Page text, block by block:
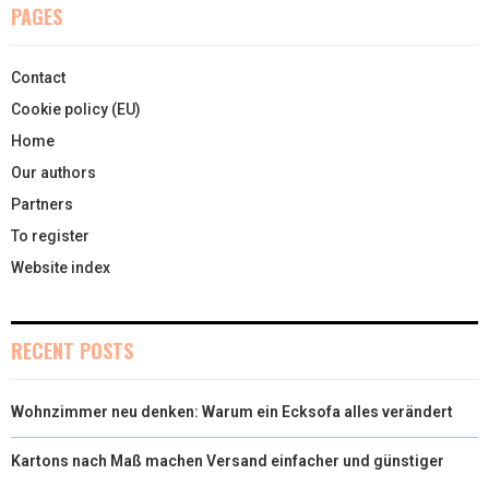
R
PAGES
Contact
Cookie policy (EU)
Home
Our authors
Partners
To register
Website index
RECENT POSTS
Wohnzimmer neu denken: Warum ein Ecksofa alles verändert
Kartons nach Maß machen Versand einfacher und günstiger